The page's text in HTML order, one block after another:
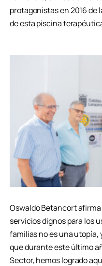
protagonistas en 2016
de esta piscina
Oswaldo Betancort
servicios dignos para los
familias no es una utopía,
que durante este último
Sector, hemos logrado